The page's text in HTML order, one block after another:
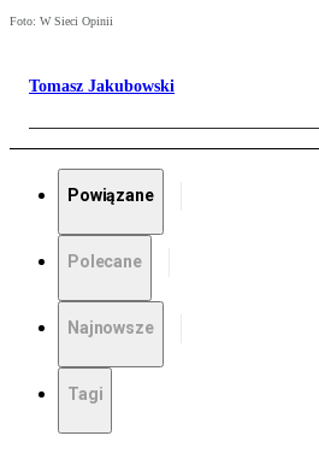
Foto: W Sieci Opinii
Tomasz Jakubowski
Powiązane
Polecane
Najnowsze
Tagi